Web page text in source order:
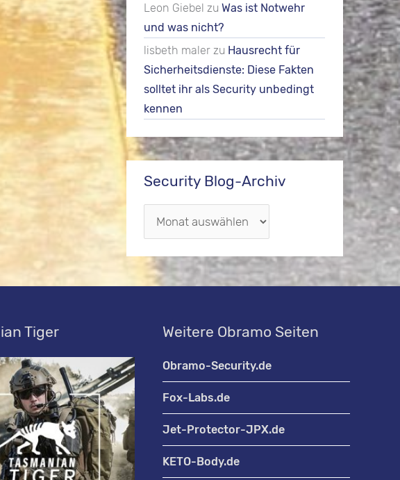
Leon Giebel zuWas ist Notwehr
und was nicht?
lisbeth maler zu Hausrecht für
Sicherheitsdienste: Diese Fakten
solltet ihr als Security unbedingt
kennen
Security Blog-Archiv
e
c
u
Tiger Weitere Obramo Seiten
Obramo-Security.de
Fox-Labs.de
Jet-Protector-JPX.de
KETO-Body.de